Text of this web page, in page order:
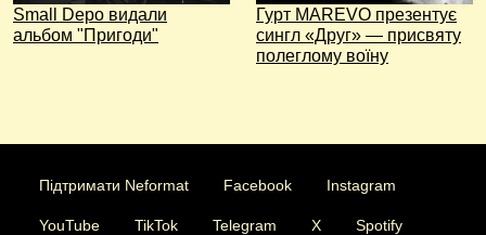
Small Depo видали
альбом "Пригоди"
Гурт MAREVO презентує
сингл «Друг» — присвяту
полеглому воїну
Підтримати Neformat Facebook Instagram
YouTube TikTok Telegram X Spotify